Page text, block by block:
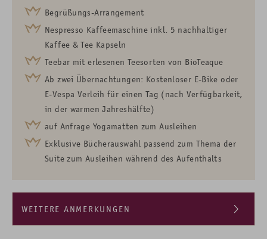
Begrüßungs-Arrangement
Nespresso Kaffeemaschine inkl. 5 nachhaltiger
Kaffee & Tee Kapseln
Teebar mit erlesenen Teesorten von BioTeaque
Ab zwei Übernachtungen: Kostenloser E-Bike oder
E-Vespa Verleih für einen Tag (nach Verfügbarkeit,
in der warmen Jahreshälfte)
auf Anfrage Yogamatten zum Ausleihen
Exklusive Bücherauswahl passend zum Thema der
Suite zum Ausleihen während des Aufenthalts
WEITERE ANMERKUNGEN